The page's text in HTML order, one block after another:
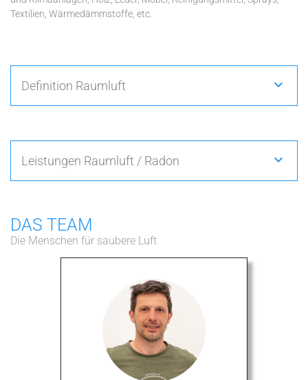
Textilien, Wärmedämmstoffe, etc.
Definition Raumluft
Leistungen Raumluft / Radon
DAS TEAM
Die Menschen für saubere Luft